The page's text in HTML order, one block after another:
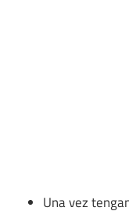
Una vez